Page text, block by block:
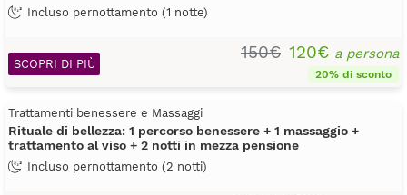
Incluso pernottamento (1 notte)
150€ 120€ a persona
20% di sconto
SCOPRI DI PIÙ
Trattamenti benessere e Massaggi
Rituale di bellezza: 1 percorso benessere + 1 massaggio +
trattamento al viso + 2 notti in mezza pensione
Incluso pernottamento (2 notti)